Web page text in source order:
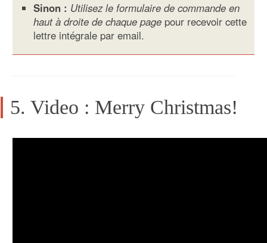
Sinon : Utilisez le formulaire de commande en
haut à droite de chaque page pour recevoir cette
lettre intégrale par email.
5. Video : Merry Christmas!